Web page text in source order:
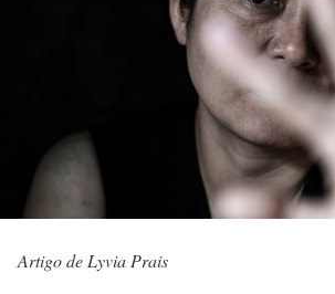
Artigo de Lyvia Prais